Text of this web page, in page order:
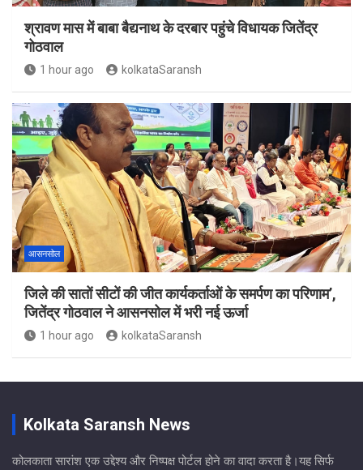
श्रावण मास में बाबा बैद्यनाथ के दरबार पहुंचे विधायक जितेंद्र
गोठवाल
1 hour ago kolkataSaransh
आसनसोल
जिले की सातों सीटों की जीत कार्यकर्ताओं के समर्पण का परिणाम’,
जितेंद्र गोठवाल ने आसनसोल में भरी नई ऊर्जा
1 hour ago kolkataSaransh
Kolkata Saransh News
कोलकाता सारांश एक उद्देश्य और निष्पक्ष पोर्टल होने का वादा करता है।यह सिर्फ